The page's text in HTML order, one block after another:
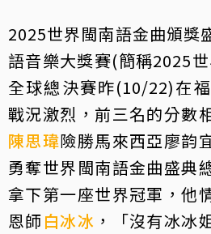
2025世界閩南語金曲頒獎
語音樂大獎賽(簡稱2025
全球總決賽昨(10/22)在
戰況激烈，前三名的分數
陳思瑋險勝馬來西亞廖韵
勇奪世界閩南語金曲盛典
拿下第一座世界冠軍，他
恩師白冰冰 ，「沒有冰冰